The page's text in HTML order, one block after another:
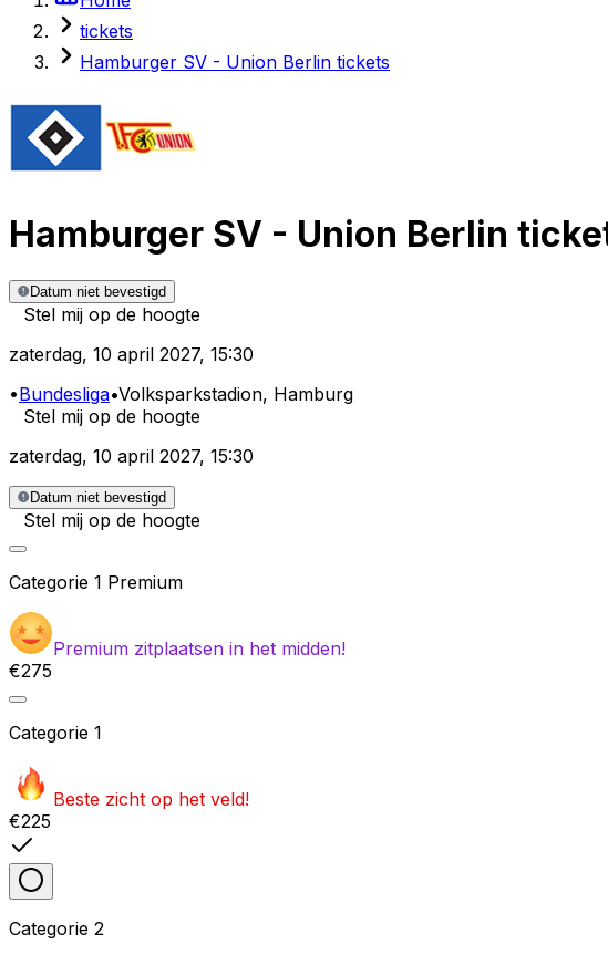
tickets
Hamburger SV - Union Berlin tickets
Hamburger SV - Union Berlin
Datum niet bevestigd
Stel mij op de hoogte
zaterdag, 10 april 2027, 15:30
•Bundesliga•Volksparkstadion, Hamburg
Stel mij op de hoogte
zaterdag, 10 april 2027, 15:30
Datum niet bevestigd
Stel mij op de hoogte
Categorie 1 Premium
Premium zitplaatsen in het midden!
€275
Categorie 1
Beste zicht op het veld!
€225
Categorie 2